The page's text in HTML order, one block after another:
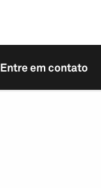
Entre em contato